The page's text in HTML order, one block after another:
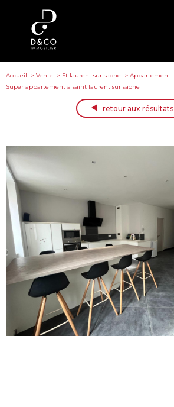
Accueil Vente St laurent sur saone Appartement
Super appartement a saint laurent sur saone
retour aux résultats